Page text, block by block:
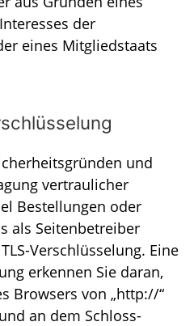
der
eines Mitgliedstaats
und
vertraulicher
Bestellungen oder
als Seitenbetreiber
Verschlüsselung. Eine
erkennen Sie daran,
Browsers von „http://“
an dem Schloss-